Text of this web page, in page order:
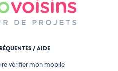
/ AIDE
vérifier mon mobile